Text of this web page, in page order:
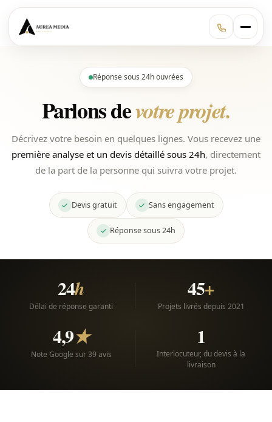
Réponse sous 24h ouvrées
Parlons devotre projet.
Décrivez votre besoin en quelques lignes. Vous recevez une
première analyse et un devis détaillé sous 24h, directement
de la part de la personne qui suivra votre projet.
Devis gratuit Sans engagement
Réponse sous 24h
24h
Délai de réponse garanti
45+
Projets livrés depuis 2021
4,9★
Note Google sur 39 avis
1
Interlocuteur, du devis à la
livraison